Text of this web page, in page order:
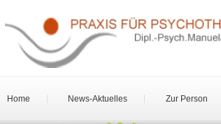
Home News-Aktuelles Zur Person